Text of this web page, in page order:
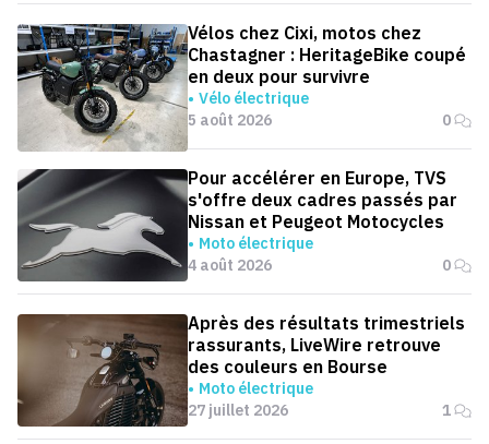
Vélos chez Cixi, motos chez
Chastagner : HeritageBike coupé
en deux pour survivre
Vélo électrique
5 août 2026
0
Pour accélérer en Europe, TVS
s'offre deux cadres passés par
Nissan et Peugeot Motocycles
Moto électrique
4 août 2026
0
Après des résultats trimestriels
rassurants, LiveWire retrouve
des couleurs en Bourse
Moto électrique
27 juillet 2026
1